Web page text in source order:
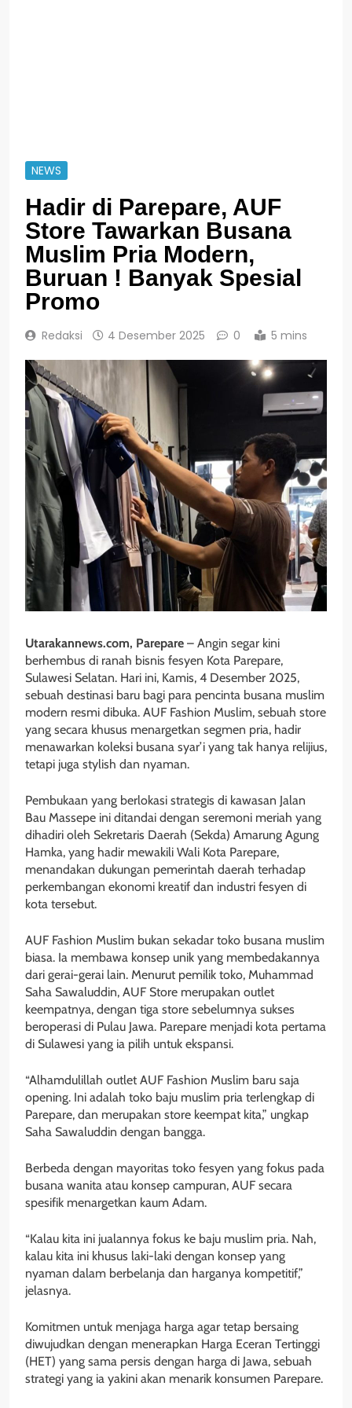
NEWS
Hadir di Parepare, AUF
Store Tawarkan Busana
Muslim Pria Modern,
Buruan ! Banyak Spesial
Promo
Redaksi 4 Desember 2025 0 5 mins
Utarakannews.com, Parepare – Angin segar kini
berhembus di ranah bisnis fesyen Kota Parepare,
Sulawesi Selatan. Hari ini, Kamis, 4 Desember 2025,
sebuah destinasi baru bagi para pencinta busana muslim
modern resmi dibuka. AUF Fashion Muslim, sebuah store
yang secara khusus menargetkan segmen pria, hadir
menawarkan koleksi busana syar’i yang tak hanya relijius,
tetapi juga stylish dan nyaman.
Pembukaan yang berlokasi strategis di kawasan Jalan
Bau Massepe ini ditandai dengan seremoni meriah yang
dihadiri oleh Sekretaris Daerah (Sekda) Amarung Agung
Hamka, yang hadir mewakili Wali Kota Parepare,
menandakan dukungan pemerintah daerah terhadap
perkembangan ekonomi kreatif dan industri fesyen di
kota tersebut.
AUF Fashion Muslim bukan sekadar toko busana muslim
biasa. Ia membawa konsep unik yang membedakannya
dari gerai-gerai lain. Menurut pemilik toko, Muhammad
Saha Sawaluddin, AUF Store merupakan outlet
keempatnya, dengan tiga store sebelumnya sukses
beroperasi di Pulau Jawa. Parepare menjadi kota pertama
di Sulawesi yang ia pilih untuk ekspansi.
“Alhamdulillah outlet AUF Fashion Muslim baru saja
opening. Ini adalah toko baju muslim pria terlengkap di
Parepare, dan merupakan store keempat kita,” ungkap
Saha Sawaluddin dengan bangga.
Berbeda dengan mayoritas toko fesyen yang fokus pada
busana wanita atau konsep campuran, AUF secara
spesifik menargetkan kaum Adam.
“Kalau kita ini jualannya fokus ke baju muslim pria. Nah,
kalau kita ini khusus laki-laki dengan konsep yang
nyaman dalam berbelanja dan harganya kompetitif,”
jelasnya.
Komitmen untuk menjaga harga agar tetap bersaing
diwujudkan dengan menerapkan Harga Eceran Tertinggi
(HET) yang sama persis dengan harga di Jawa, sebuah
strategi yang ia yakini akan menarik konsumen Parepare.